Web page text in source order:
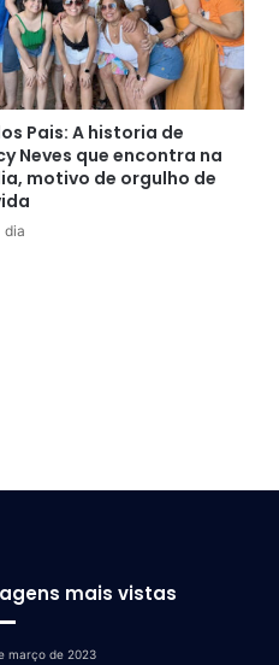
Pais: A historia de
Neves que encontra na
motivo de orgulho de
dia
mais vistas
março de 2023